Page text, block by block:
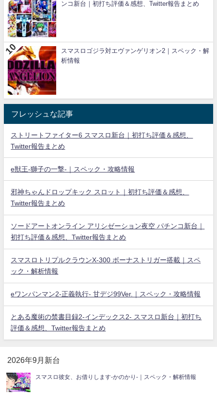
ンコ新台｜初打ち評価＆感想、Twitter報告まとめ
スマスロゴジラ対エヴァンゲリオン2｜スペック・解
析情報
フレッシュな記事
ストリートファイター6 スマスロ新台｜初打ち評価＆感想、
Twitter報告まとめ
e獣王-獅子の一撃-｜スペック・攻略情報
邪神ちゃんドロップキック スロット｜初打ち評価＆感想、
Twitter報告まとめ
ソードアートオンライン アリシゼーション夜空 パチンコ新台｜
初打ち評価＆感想、Twitter報告まとめ
スマスロトリプルクラウンX-300 ボーナストリガー搭載｜スペ
ック・解析情報
eワンパンマン2-正義執行- 甘デジ99Ver.｜スペック・攻略情報
とある魔術の禁書目録2-インデックス2- スマスロ新台｜初打ち
評価＆感想、Twitter報告まとめ
2026年9月新台
スマスロ彼女、お借りします-かのかり-｜スペック・解析情報